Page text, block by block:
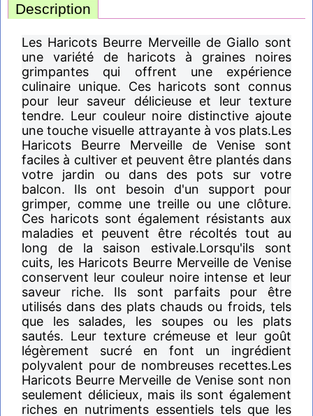
Description
Les Haricots Beurre Merveille de Giallo sont
une variété de haricots à graines noires
grimpantes qui offrent une expérience
culinaire unique. Ces haricots sont connus
pour leur saveur délicieuse et leur texture
tendre. Leur couleur noire distinctive ajoute
une touche visuelle attrayante à vos plats.Les
Haricots Beurre Merveille de Venise sont
faciles à cultiver et peuvent être plantés dans
votre jardin ou dans des pots sur votre
balcon. Ils ont besoin d'un support pour
grimper, comme une treille ou une clôture.
Ces haricots sont également résistants aux
maladies et peuvent être récoltés tout au
long de la saison estivale.Lorsqu'ils sont
cuits, les Haricots Beurre Merveille de Venise
conservent leur couleur noire intense et leur
saveur riche. Ils sont parfaits pour être
utilisés dans des plats chauds ou froids, tels
que les salades, les soupes ou les plats
sautés. Leur texture crémeuse et leur goût
légèrement sucré en font un ingrédient
polyvalent pour de nombreuses recettes.Les
Haricots Beurre Merveille de Venise sont non
seulement délicieux, mais ils sont également
riches en nutriments essentiels tels que les